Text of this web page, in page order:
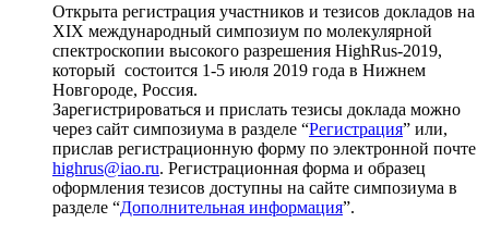
Открыта регистрация участников и тезисов докладов на
XIX международный симпозиум по молекулярной
спектроскопии высокого разрешения HighRus-2019,
который состоится 1-5 июля 2019 года в Нижнем
Новгороде, Россия.
Зарегистрироваться и прислать тезисы доклада можно
через сайт симпозиума в разделе “Регистрация” или,
прислав регистрационную форму по электронной почте
highrus@iao.ru. Регистрационная форма и образец
оформления тезисов доступны на сайте симпозиума в
разделе “Дополнительная информация”.